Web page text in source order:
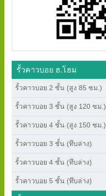
รั้วคาวบอย ฮ.โฮม
รั้วคาวบอย 2 ชั้น (สูง 85 ซม.)
รั้วคาวบอย 3 ชั้น (สูง 120 ซม.)
รั้วคาวบอย 4 ชั้น (สูง 150 ซม.)
รั้วคาวบอย 3 ชั้น (ทึบล่าง)
รั้วคาวบอย 4 ชั้น (ทึบล่าง)
รั้วคาวบอย 5 ชั้น (ทึบล่าง)